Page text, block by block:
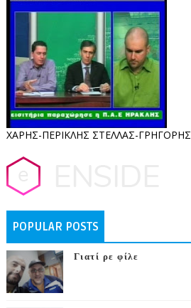
ΧΑΡΗΣ-ΠΕΡΙΚΛΗΣ ΣΤΕΛΛΑΣ-ΓΡΗΓΟΡΗΣ
POPULAR POSTS
Γιατί ρε φίλε